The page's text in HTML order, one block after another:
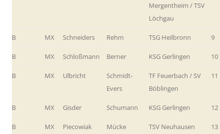
Mergentheim / TSV
Löchgau
B MX Schneiders Rehm TSG Heilbronn 9
B MX Schloßmann Berner KSG Gerlingen 10
B MX Ulbricht
Schmidt-
Evers
TF Feuerbach / SV
Böblingen
11
B MX Gisder Schumann KSG Gerlingen 12
B MX
Piecowiak
Mücke TSV Neuhausen 13